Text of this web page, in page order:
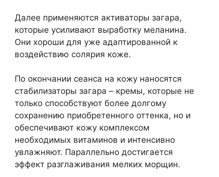
Далее применяются активаторы загара,
которые усиливают выработку меланина.
Они хороши для уже адаптированной к
воздействию солярия коже.
По окончании сеанса на кожу наносятся
стабилизаторы загара – кремы, которые не
только способствуют более долгому
сохранению приобретенного оттенка, но и
обеспечивают кожу комплексом
необходимых витаминов и интенсивно
увлажняют. Параллельно достигается
эффект разглаживания мелких морщин.